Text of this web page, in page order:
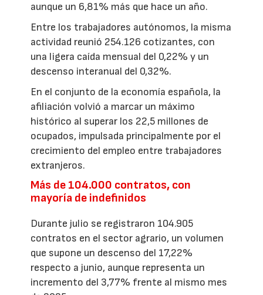
aunque un 6,81% más que hace un año.
Entre los trabajadores autónomos, la misma
actividad reunió 254.126 cotizantes, con
una ligera caída mensual del 0,22% y un
descenso interanual del 0,32%.
En el conjunto de la economía española, la
afiliación volvió a marcar un máximo
histórico al superar los 22,5 millones de
ocupados, impulsada principalmente por el
crecimiento del empleo entre trabajadores
extranjeros.
Más de 104.000 contratos, con
mayoría de indefinidos
Durante julio se registraron 104.905
contratos en el sector agrario, un volumen
que supone un descenso del 17,22%
respecto a junio, aunque representa un
incremento del 3,77% frente al mismo mes